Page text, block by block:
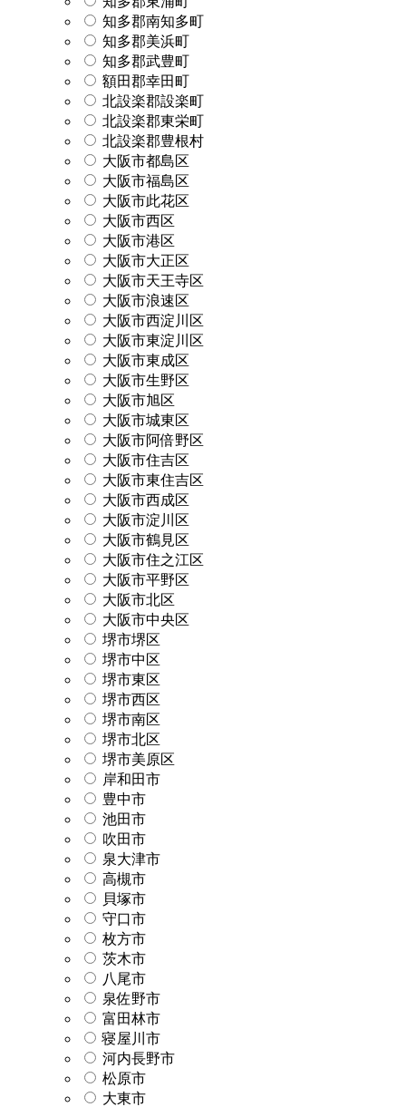
知多郡南知多町
知多郡美浜町
知多郡武豊町
額田郡幸田町
北設楽郡設楽町
北設楽郡東栄町
北設楽郡豊根村
大阪市都島区
大阪市福島区
大阪市此花区
大阪市西区
大阪市港区
大阪市大正区
大阪市天王寺区
大阪市浪速区
大阪市西淀川区
大阪市東淀川区
大阪市東成区
大阪市生野区
大阪市旭区
大阪市城東区
大阪市阿倍野区
大阪市住吉区
大阪市東住吉区
大阪市西成区
大阪市淀川区
大阪市鶴見区
大阪市住之江区
大阪市平野区
大阪市北区
大阪市中央区
堺市堺区
堺市中区
堺市東区
堺市西区
堺市南区
堺市北区
堺市美原区
岸和田市
豊中市
池田市
吹田市
泉大津市
高槻市
貝塚市
守口市
枚方市
茨木市
八尾市
泉佐野市
富田林市
寝屋川市
河内長野市
松原市
大東市